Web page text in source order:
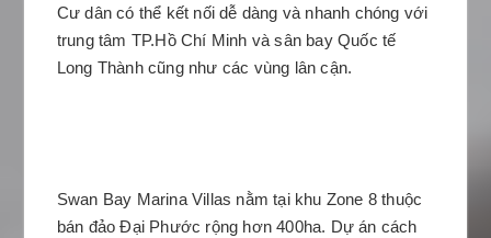
Cư dân có thể kết nối dễ dàng và nhanh chóng với
trung tâm TP.Hồ Chí Minh và sân bay Quốc tế
Long Thành cũng như các vùng lân cận.
Swan Bay Marina Villas nằm tại khu Zone 8 thuộc
bán đảo Đại Phước rộng hơn 400ha. Dự án cách